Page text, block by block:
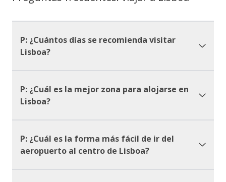
P: ¿Cuántos días se recomienda visitar
Lisboa?
P: ¿Cuál es la mejor zona para alojarse en
Lisboa?
P: ¿Cuál es la forma más fácil de ir del
aeropuerto al centro de Lisboa?